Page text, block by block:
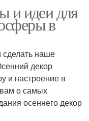
и идеи для
в
наше
декор
и настроение в
о самых
осеннего декор